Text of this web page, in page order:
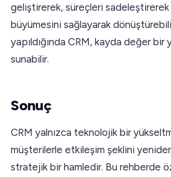
geliştirerek, süreçleri
büyümesini sağlayarak
yapıldığında CRM, kayda değer bir
sunabilir.
Sonuç
CRM yalnızca teknolojik bir
müşterilerle etkileşim şeklini
stratejik bir hamledir. Bu rehberde